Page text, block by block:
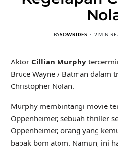
BYSOWRIDES 2 MIN
Aktor Cillian Murphy
Bruce Wayne / Batman dalam
Christopher Nolan.
Murphy membintangi movie
Oppenheimer, sebuah thriller
Oppenheimer, orang yang
bapak bom atom. Namun, ini